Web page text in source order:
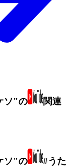
ソ"の
関連
ソ"の
#うた